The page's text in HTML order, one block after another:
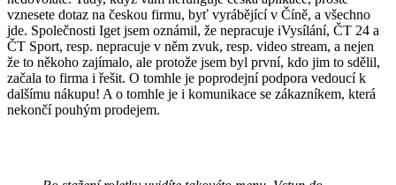
vznesete dotaz na českou firmu, byť vyrábějící v Číně, a všechno
jde. Společnosti Iget jsem oznámil, že nepracuje iVysílání, ČT 24 a
ČT Sport, resp. nepracuje v něm zvuk, resp. video stream, a nejen
že to někoho zajímalo, ale protože jsem byl první, kdo jim to sdělil,
začala to firma i řešit. O tomhle je poprodejní podpora vedoucí k
dalšímu nákupu! A o tomhle je i komunikace se zákazníkem, která
nekončí pouhým prodejem.